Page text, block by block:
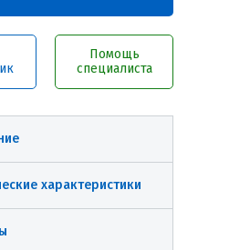
Помощь
специалиста
характеристики